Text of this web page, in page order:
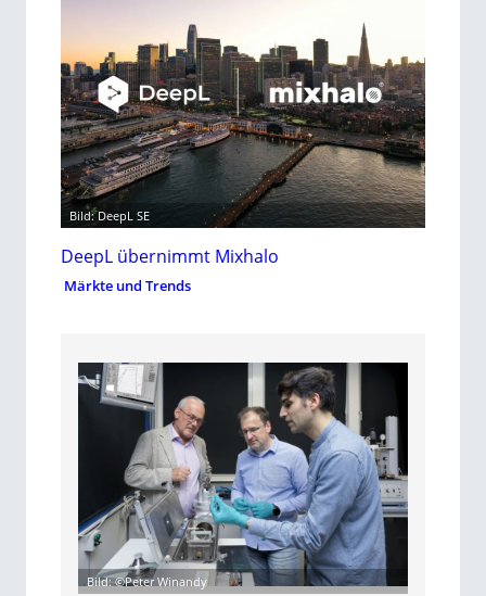
Bild: DeepL SE
DeepL übernimmt Mixhalo
Märkte und Trends
Bild: ©Peter Winandy